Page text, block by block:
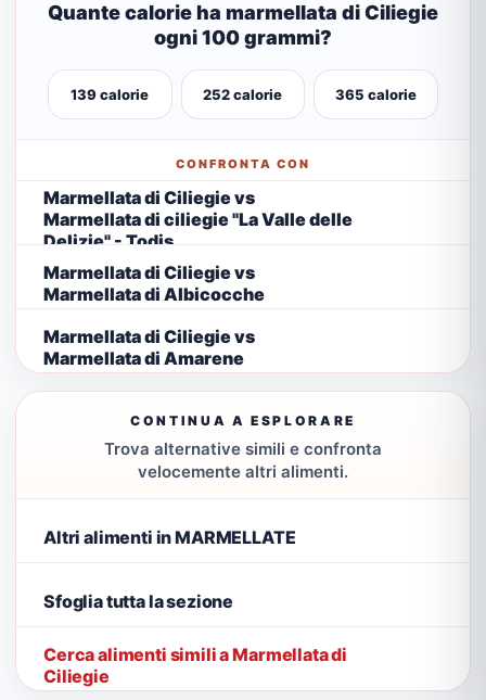
Quante calorie ha marmellata di Ciliegie
ogni 100 grammi?
139 calorie 252 calorie 365 calorie
CONFRONTA CON
Marmellata di Ciliegie vs
Marmellata di ciliegie "La Valle delle
Delizie" - Todis
Marmellata di Ciliegie vs
Marmellata di Albicocche
Marmellata di Ciliegie vs
Marmellata di Amarene
CONTINUA A ESPLORARE
Trova alternative simili e confronta
velocemente altri alimenti.
Altri alimenti in MARMELLATE
Sfoglia tutta la sezione
Cerca alimenti simili a Marmellata di
Ciliegie